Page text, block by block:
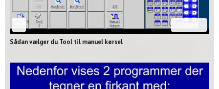
Sådan vælger du Tool til manuel kørsel